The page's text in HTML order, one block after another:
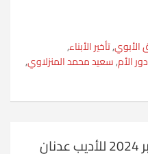
الأبوي,تأخير الأبناء,
دور الأم,سعيد محمد المنزلاوي,
حذار من السابع من أكتوبر 2024 للأديب عدنان